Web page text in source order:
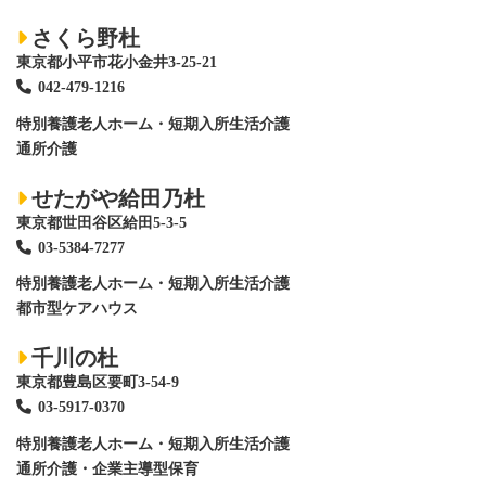
さくら野杜
東京都小平市花小金井3-25-21
042-479-1216
特別養護老人ホーム ・短期入所生活介護
通所介護
せたがや給田乃杜
東京都世田谷区給田5-3-5
03-5384-7277
特別養護老人ホーム ・短期入所生活介護
都市型ケアハウス
千川の杜
東京都豊島区要町3-54-9
03-5917-0370
特別養護老人ホーム ・短期入所生活介護
通所介護・企業主導型保育